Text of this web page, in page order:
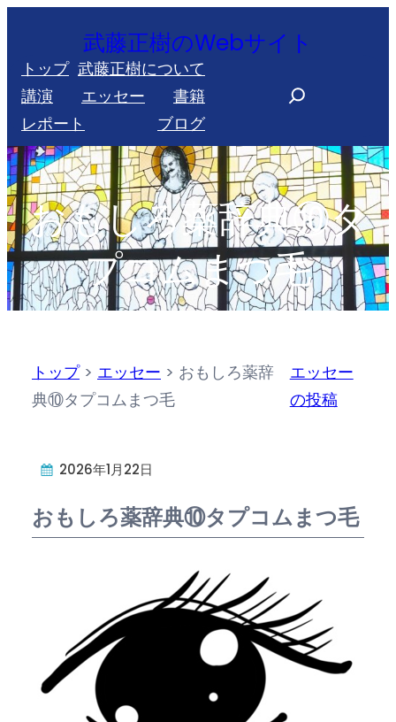
を
ス
キ
ッ
プ
武藤正樹のWebサイト
トップ 武藤正樹について
講演
エッセー
書籍
レポート
ブログ
r
c
h
おもしろ薬辞典⑩タ
プコムまつ毛
トップ> エッセー > おもしろ薬辞
典⑩タプコムまつ毛
エッセー
の投稿
2026年1月22日
おもしろ薬辞典⑩タプコムまつ毛